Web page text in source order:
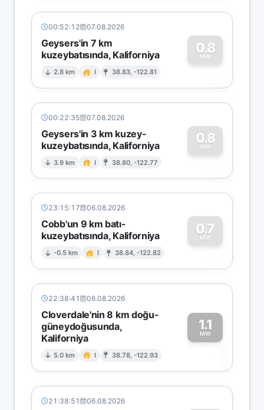
00:52:12 07.08.2026
Geysers'in 7 km
kuzeybatısında, Kaliforniya
2.8 km I 38.83, -122.81
0.8
MW
0
00:22:35 07.08.2026
Geysers'in 3 km kuzey-
kuzeybatısında, Kaliforniya
3.9 km I 38.80, -122.77
0.8
MW
0
23:15:17 06.08.2026
Cobb'un 9 km batı-
kuzeybatısında, Kaliforniya
-0.5 km I 38.84, -122.82
0.7
MW
0
22:38:41 06.08.2026
Cloverdale'nin 8 km doğu-
güneydoğusunda,
Kaliforniya
5.0 km I 38.78, -122.93
1.1
MW
1
21:38:51 06.08.2026